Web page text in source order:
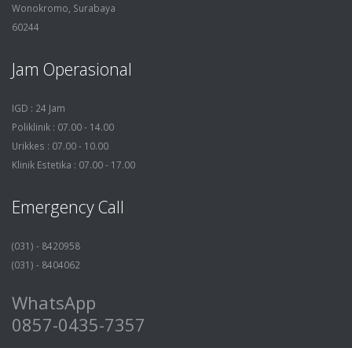
Wonokromo, Surabaya
60244
Jam Operasional
IGD : 24 Jam
Poliklinik : 07.00 - 14.00
Urikkes : 07.00 - 10.00
Klinik Estetika : 07.00 - 17.00
Emergency Call
(031) - 8420958
(031) - 8404062
WhatsApp
0857-0435-7357